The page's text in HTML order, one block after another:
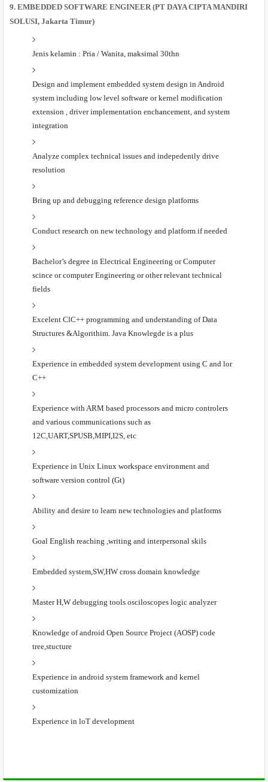
9. EMBEDDED SOFTWARE ENGINEER (PT DAYA CIPTA MANDIRI
SOLUSI, Jakarta Timur)
Jenis kelamin : Pria / Wanita, maksimal 30thn
Design and implement embedded system design in Android
system including low level software or kernel modification
extension , driver implementation enchancement, and system
integration
Analyze complex technical issues and indepedently drive
resolution
Bring up and debugging reference design platforms
Conduct research on new technology and platform if needed
Bachelor’s degree in Electrical Engineering or Computer
scince or computer Engineering or other relevant technical
fields
Excelent ClC++ programming and understanding of Data
Structures &Algorithim. Java Knowlegde is a plus
Experience in embedded system development using C and lor
C++
Experience with ARM based processors and micro controlers
and various communications such as
12C,UART,SPUSB,MIPI,I2S, etc
Experience in Unix Linux workspace environment and
software version control (Gt)
Ability and desire to learn new technologies and platforms
Goal English reaching ,writing and interpersonal skils
Embedded system,SW,HW cross domain knowledge
Master H,W debugging tools osciloscopes logic analyzer
Knowledge of android Open Source Project (AOSP) code
tree,stucture
Experience in android system framework and kernel
customization
Experience in loT development